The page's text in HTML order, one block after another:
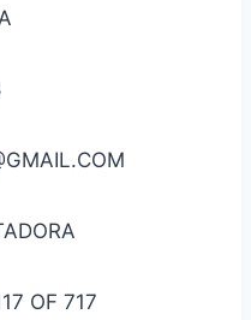
OF 717